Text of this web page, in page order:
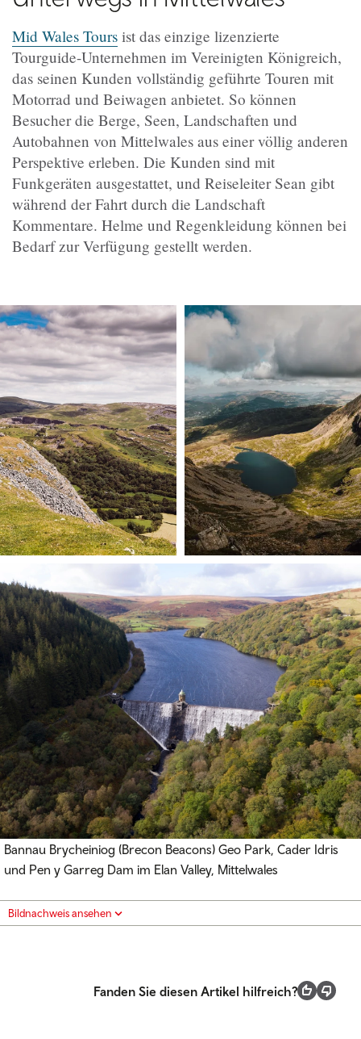
Mid Wales Tours ist das einzige lizenzierte
Tourguide-Unternehmen im Vereinigten Königreich,
das seinen Kunden vollständig geführte Touren mit
Motorrad und Beiwagen anbietet. So können
Besucher die Berge, Seen, Landschaften und
Autobahnen von Mittelwales aus einer völlig anderen
Perspektive erleben. Die Kunden sind mit
Funkgeräten ausgestattet, und Reiseleiter Sean gibt
während der Fahrt durch die Landschaft
Kommentare. Helme und Regenkleidung können bei
Bedarf zur Verfügung gestellt werden.
Bannau Brycheiniog (Brecon Beacons) Geo Park, Cader Idris
und Pen y Garreg Dam im Elan Valley, Mittelwales
Bildnachweis ansehen
Fanden Sie diesen Artikel hilfreich?